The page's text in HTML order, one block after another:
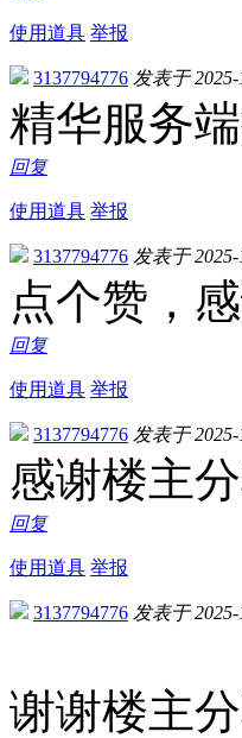
使用道具 举报
3137794776 发表于 2025-
精华服务
回复
使用道具 举报
3137794776 发表于
点个赞，
回复
使用道具 举报
3137794776 发表于
感谢楼主
回复
使用道具 举报
3137794776 发表于
谢谢楼主